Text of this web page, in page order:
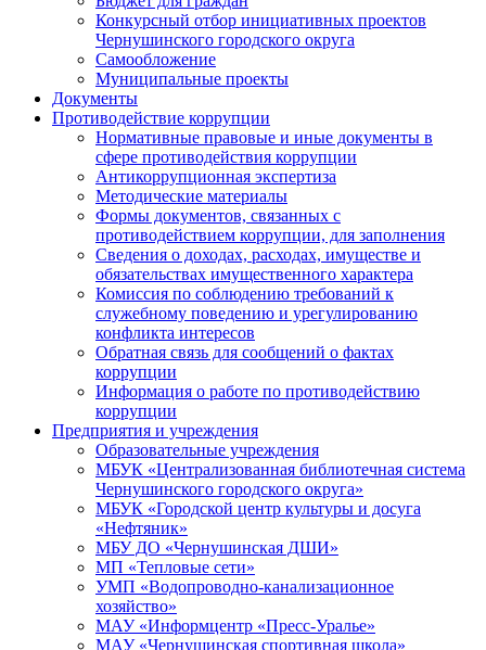
Конкурсный отбор инициативных проектов
Чернушинского городского округа
Самообложение
Муниципальные проекты
Документы
Противодействие коррупции
Нормативные правовые и иные документы в
сфере противодействия коррупции
Антикоррупционная экспертиза
Методические материалы
Формы документов, связанных с
противодействием коррупции, для заполнения
Сведения о доходах, расходах, имуществе и
обязательствах имущественного характера
Комиссия по соблюдению требований к
служебному поведению и урегулированию
конфликта интересов
Обратная связь для сообщений о фактах
коррупции
Информация о работе по противодействию
коррупции
Предприятия и учреждения
Образовательные учреждения
МБУК «Централизованная библиотечная система
Чернушинского городского округа»
МБУК «Городской центр культуры и досуга
«Нефтяник»
МБУ ДО «Чернушинская ДШИ»
МП «Тепловые сети»
УМП «Водопроводно-канализационное
хозяйство»
МАУ «Информцентр «Пресс-Уралье»
МАУ «Чернушинская спортивная школа»